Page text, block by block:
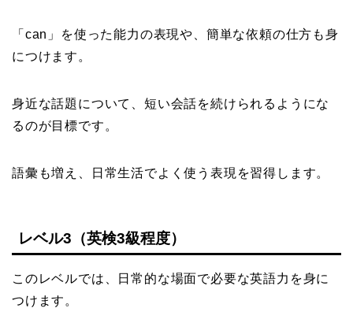
「can」を使った能力の表現や、簡単な依頼の仕方も身
につけます。
身近な話題について、短い会話を続けられるようにな
るのが目標です。
語彙も増え、日常生活でよく使う表現を習得します。
レベル3（英検3級程度）
このレベルでは、日常的な場面で必要な英語力を身に
つけます。